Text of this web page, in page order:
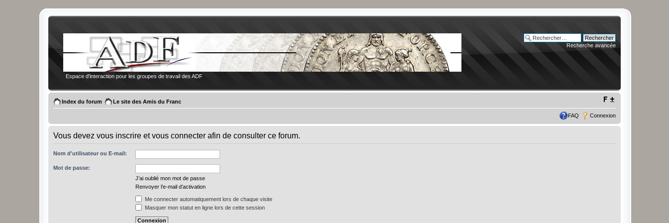
Espace d'interaction pour les groupes de travail des ADF
Recherche avancée
Index du forum Le site des Amis du Franc
FAQ Connexion
Vous devez vous inscrire et vous connecter afin de consulter ce forum.
Nom d'utilisateur ou E-mail:
Mot de passe:
J’ai oublié mon mot de passe
Renvoyer l’e-mail d’activation
Me connecter automatiquement lors de chaque visite
Masquer mon statut en ligne lors de cette session